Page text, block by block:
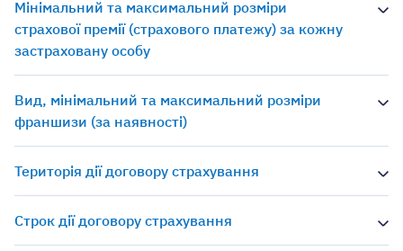
Мінімальний та максимальний розміри
страхової премії (страхового платежу) за кожну
застраховану особу
Вид, мінімальний та максимальний розміри
франшизи (за наявності)
Територія дії договору страхування
Строк дії договору страхування